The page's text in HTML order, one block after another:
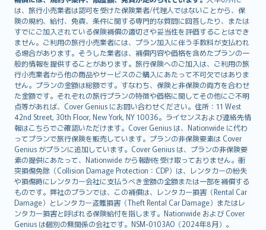
は、旅行小売業者は認可を受けた保険業者/代理人ではないことから、保
険の規約、給付、免責、条件に関する専門的な質問に回答したり、または
すでにご加入されている保険補償の適切さや妥当性を評価することはでき
ません。ご利用の旅行小売業者には、プラン加入に伴う手数料が支払われ
る場合があります。そうした業者は、補償内容や価格を含めたプランの一
般的情報を提供することがあります。旅行保険へのご加入は、ご利用の旅
行小売業者から他の商品やサービスのご購入にあたって不可欠ではありま
せん。プランの金額は総額です。すなわち、保険と非保険の両方を合わせ
た金額です。それぞれの旅行プランの特徴や価格に関してその他にご不明
点等があれば、Cover Genius にお問い合わせください。住所：11 West
42nd Street, 30th Floor, New York, NY 10036。ライセンスおよび連絡先情
報はこちらでご確認いただけます。Cover Genius は、Nationwide に代わ
ってプランで旅行保険を販売しています。プランの非保険要素は Cover
Genius がプランに追加しています。Cover Genius は、プランの非保険要
素の提供にあたって、Nationwide から報酬を受け取っておりません。衝
突損傷免除（Collision Damage Protection：CDP）は、レンタカーの紛失
や損傷時にレンタカー会社に支払うべき金額の全額または一部を補償する
ものです。弊社のプランでは、この補償は、レンタカー損害（Rental Car
Damage）とレンタカー盗難損害（Theft Rental Car Damage）またはレ
ンタカー損害と呼ばれる保険給付を指します。Nationwide および Cover
Genius は個別の無関係の会社です。NSM-0103AO（2024年8月）。
Română
српски
Slovensky
Slovenščina
Українська
Tiếng Việt